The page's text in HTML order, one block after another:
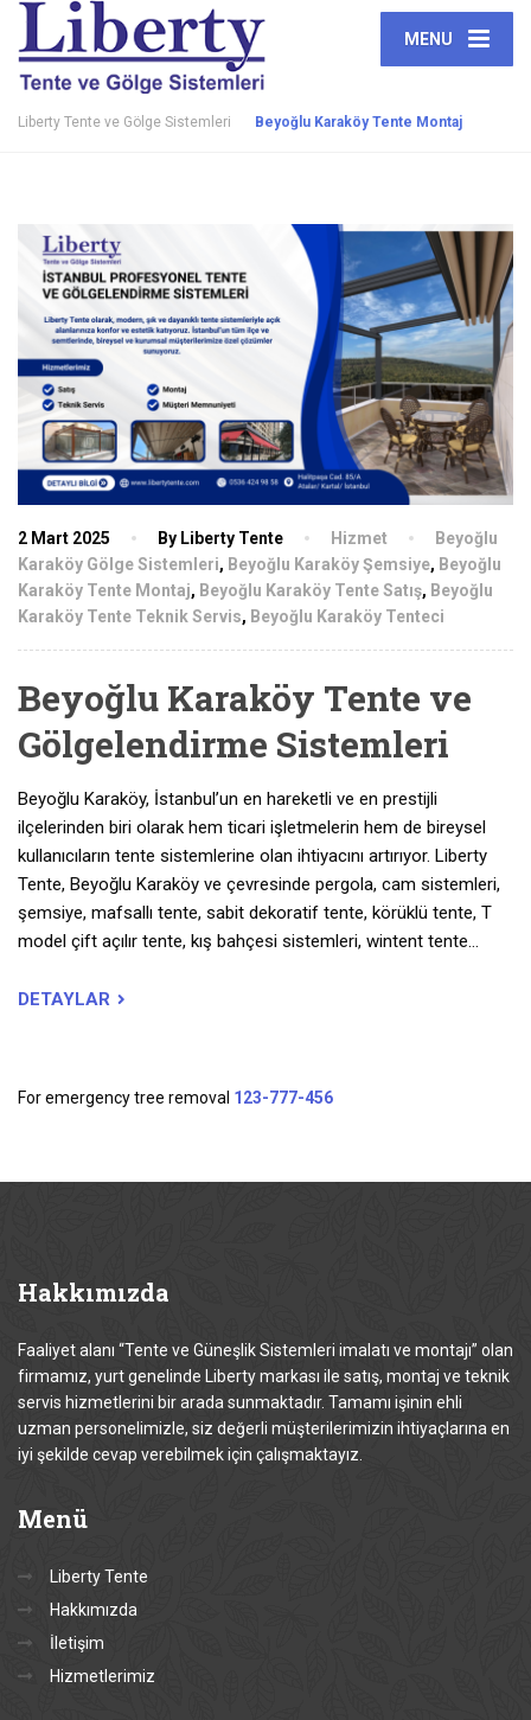
MENU
Liberty Tente ve Gölge Sistemleri Beyoğlu Karaköy Tente Montaj
2 Mart 2025 By Liberty Tente Hizmet
Beyoğlu
Karaköy Gölge Sistemleri, Beyoğlu Karaköy Şemsiye, Beyoğlu
Karaköy Tente Montaj, Beyoğlu Karaköy Tente Satış, Beyoğlu
Karaköy Tente Teknik Servis, Beyoğlu Karaköy Tenteci
Beyoğlu Karaköy Tente ve
Gölgelendirme Sistemleri
Beyoğlu Karaköy, İstanbul’un en hareketli ve en prestijli
ilçelerinden biri olarak hem ticari işletmelerin hem de bireysel
kullanıcıların tente sistemlerine olan ihtiyacını artırıyor. Liberty
Tente, Beyoğlu Karaköy ve çevresinde pergola, cam sistemleri,
şemsiye, mafsallı tente, sabit dekoratif tente, körüklü tente, T
model çift açılır tente, kış bahçesi sistemleri, wintent tente…
DETAYLAR
For emergency tree removal 123-777-456
Hakkımızda
Faaliyet alanı “Tente ve Güneşlik Sistemleri imalatı ve montajı” olan
firmamız, yurt genelinde Liberty markası ile satış, montaj ve teknik
servis hizmetlerini bir arada sunmaktadır. Tamamı işinin ehli
uzman personelimizle, siz değerli müşterilerimizin ihtiyaçlarına en
iyi şekilde cevap verebilmek için çalışmaktayız.
Menü
Liberty Tente
Hakkımızda
İletişim
Hizmetlerimiz